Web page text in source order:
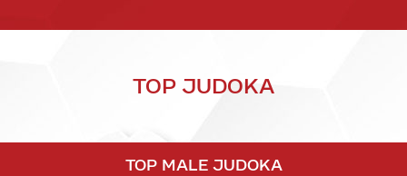
TOP JUDOKA
TOP MALE JUDOKA